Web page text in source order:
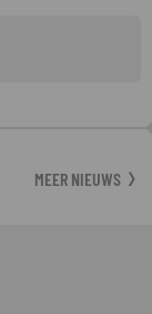
MEER NIEUWS